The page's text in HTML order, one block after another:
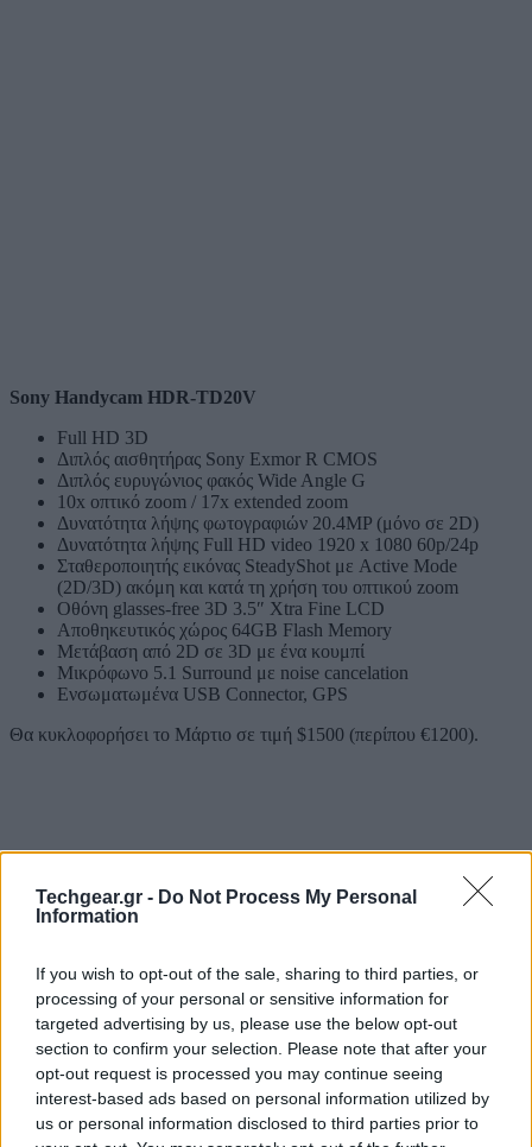
Techgear.gr - Do Not Process My Personal
Information
If you wish to opt-out of the sale, sharing to third parties, or
processing of your personal or sensitive information for
targeted advertising by us, please use the below opt-out
section to confirm your selection. Please note that after your
opt-out request is processed you may continue seeing
interest-based ads based on personal information utilized by
us or personal information disclosed to third parties prior to
Sony Handycam HDR-TD20V
Full HD 3D
Διπλός αισθητήρας Sony Exmor R CMOS
Διπλός ευρυγώνιος φακός Wide Angle G
10x οπτικό zoom / 17x extended zoom
Δυνατότητα λήψης φωτογραφιών 20.4MP (μόνο σε 2D)
Δυνατότητα λήψης Full HD video 1920 x 1080 60p/24p
Σταθεροποιητής εικόνας SteadyShot με Active Mode
(2D/3D) ακόμη και κατά τη χρήση του οπτικού zoom
Οθόνη glasses-free 3D 3.5″ Xtra Fine LCD
Αποθηκευτικός χώρος 64GB Flash Memory
Μετάβαση από 2D σε 3D με ένα κουμπί
Μικρόφωνο 5.1 Surround με noise cancelation
Ενσωματωμένα USB Connector, GPS
Θα κυκλοφορήσει το Μάρτιο σε τιμή $1500 (περίπου €1200).